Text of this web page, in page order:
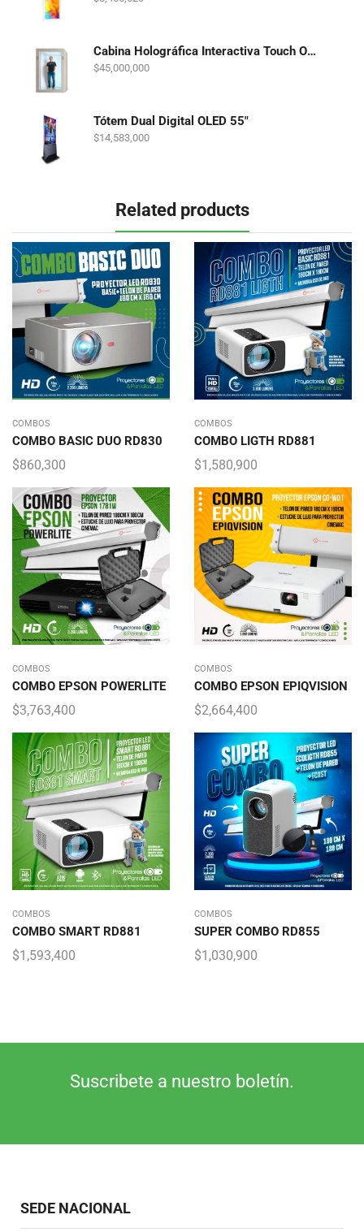
Cabina Holográfica Interactiva Touch OLED 86"
$45,000,000
Tótem Dual Digital OLED 55"
$14,583,000
Related products
COMBOS
COMBO BASIC DUO RD830
$860,300
COMBOS
COMBO LIGTH RD881
$1,580,900
COMBOS
COMBO EPSON POWERLITE
$3,763,400
COMBOS
COMBO EPSON EPIQVISION
$2,664,400
COMBOS
COMBO SMART RD881
$1,593,400
COMBOS
SUPER COMBO RD855
$1,030,900
Suscribete a nuestro boletín.
SEDE NACIONAL